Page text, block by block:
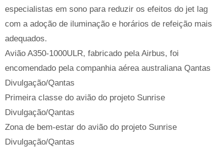
especialistas em sono para reduzir os efeitos do jet lag
com a adoção de iluminação e horários de refeição mais
adequados.
Avião A350-1000ULR, fabricado pela Airbus, foi
encomendado pela companhia aérea australiana Qantas
Divulgação/Qantas
Primeira classe do avião do projeto Sunrise
Divulgação/Qantas
Zona de bem-estar do avião do projeto Sunrise
Divulgação/Qantas